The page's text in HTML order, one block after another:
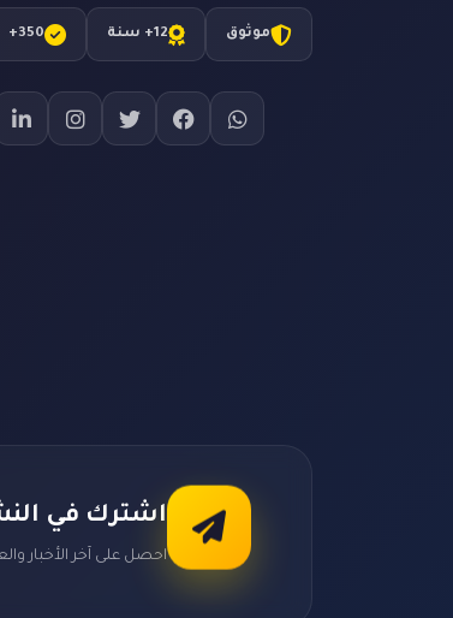
موثوق 12+ سنة 350+
اشترك في
احصل على آخر الأخبار